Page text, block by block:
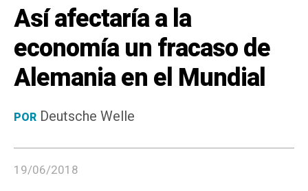
Así afectaría a la
economía un fracaso de
Alemania en el Mundial
POR Deutsche Welle
19/06/2018